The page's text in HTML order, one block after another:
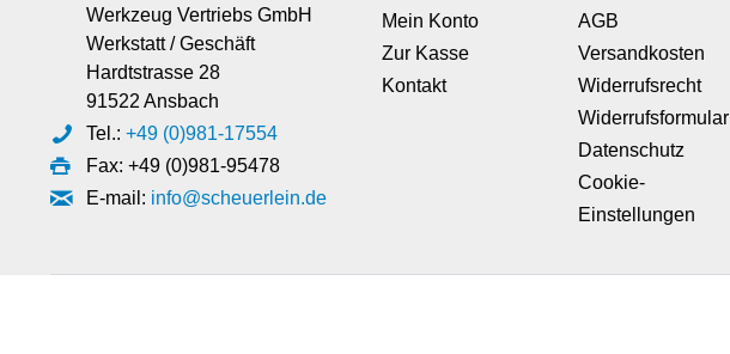
Werkzeug Vertriebs GmbH
Werkstatt / Geschäft
Hardtstrasse 28
91522 Ansbach
Tel.: +49 (0)981-17554
Fax: +49 (0)981-95478
E-mail: info@scheuerlein.de
Mein Konto
Zur Kasse
Kontakt
AGB
Versandkosten
Widerrufsrecht
Widerrufsformular
Datenschutz
Cookie-
Einstellungen